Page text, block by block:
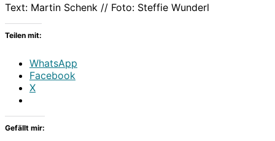
Text: Martin Schenk // Foto: Steffie Wunderl
Teilen mit:
WhatsApp
Facebook
X
Gefällt mir: